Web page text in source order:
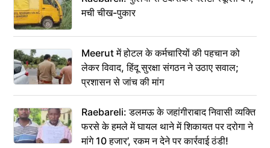
मची चीख-पुकार
Meerut में होटल के कर्मचारियों की पहचान को
लेकर विवाद, हिंदू सुरक्षा संगठन ने उठाए सवाल;
प्रशासन से जांच की मांग
Raebareli: डलमऊ के जहांगीराबाद निवासी व्यक्ति
फरसे के हमले में घायल थाने में शिकायत पर दरोगा ने
मांगे 10 हजार’, रकम न देने पर कार्रवाई ठंडी!